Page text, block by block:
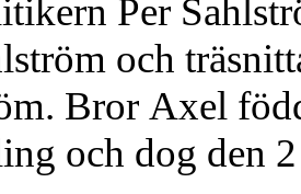
Per
och
Bror Axel
och dog den